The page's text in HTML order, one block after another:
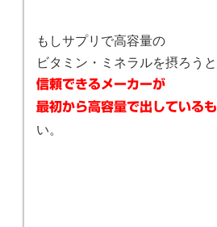
もしサプリで高容量の
ビタミン・ミネラルを摂ろう
信頼できるメーカーが
最初から高容量で出している
い。